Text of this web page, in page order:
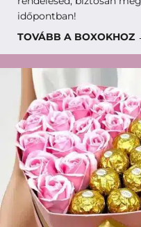
időpontban!
TOVÁBB A BOXOKHOZ